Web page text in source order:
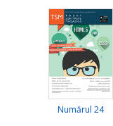
Numărul 24